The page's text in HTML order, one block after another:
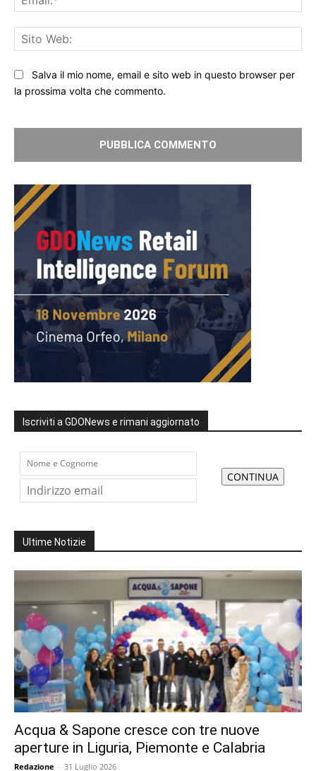
Salva il mio nome, email e sito web in questo browser per
la prossima volta che commento.
Iscriviti a GDONews e rimani aggiornato
Ultime Notizie
Acqua & Sapone cresce con tre nuove
aperture in Liguria, Piemonte e Calabria
Redazione - 31 Luglio 2026